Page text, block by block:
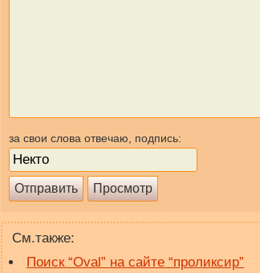
за свои слова отвечаю, подпись:
См.также:
Поиск “Oval” на сайте “проликсир”